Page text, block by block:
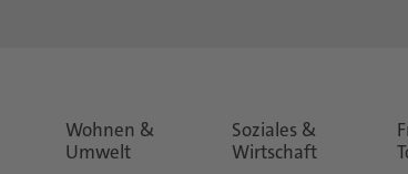
Wohnen &
Umwelt
Soziales &
Wirtschaft